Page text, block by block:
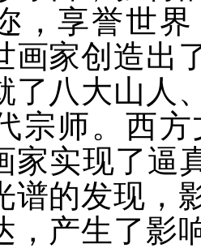
，享誉世
画家创造出
了八大山人
宗师。西
家实现了逼
谱的发现，
，产生了影